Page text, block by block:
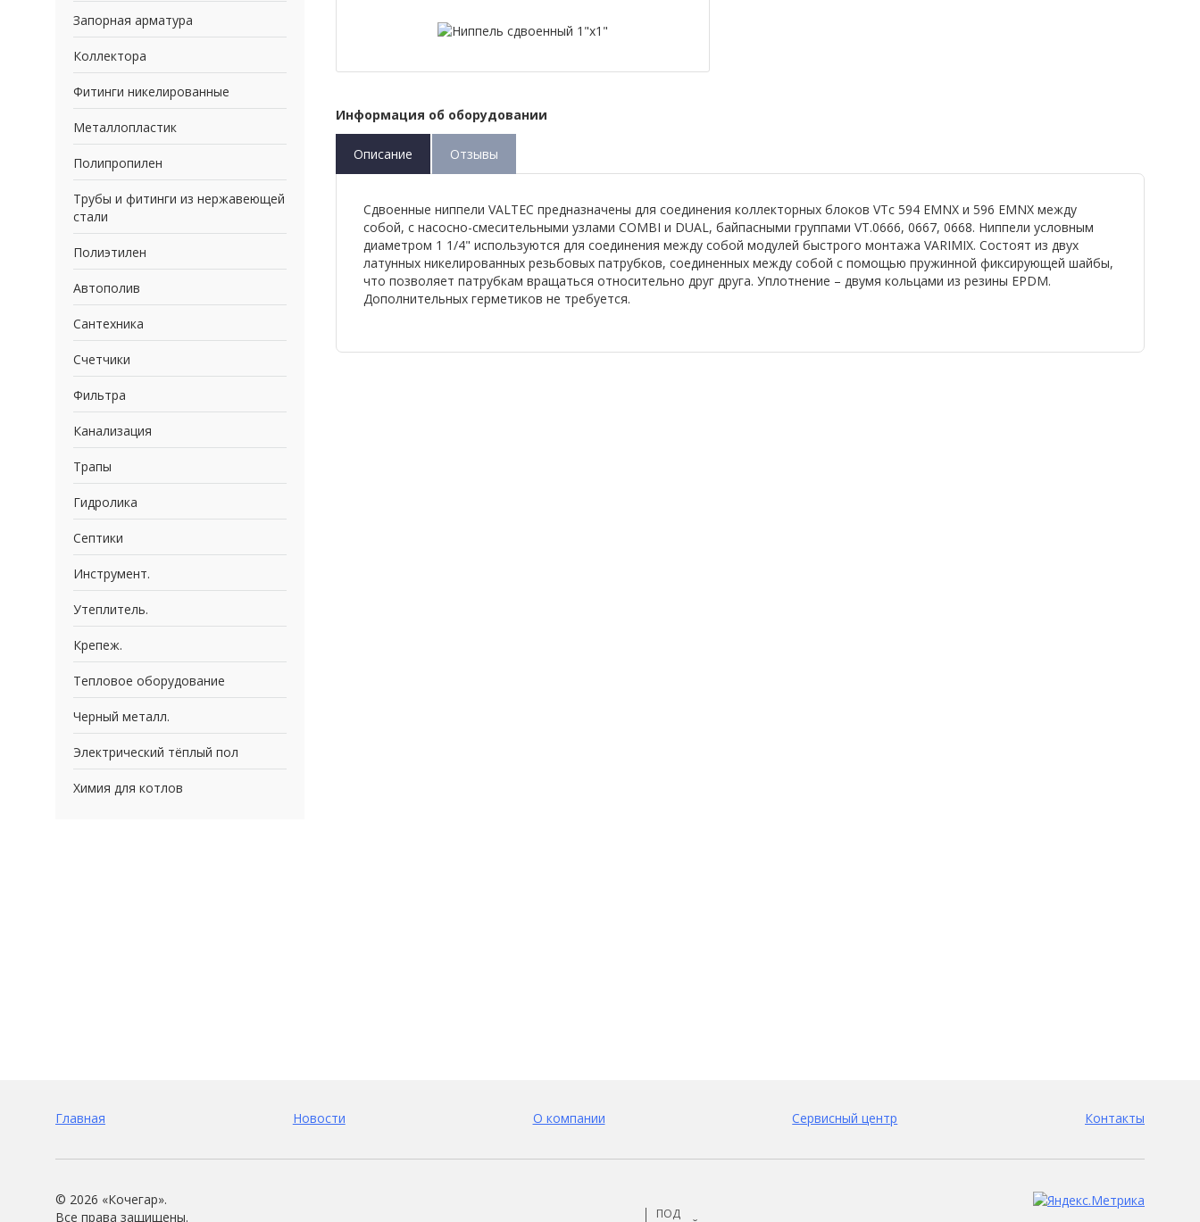
Запорная арматура
Коллектора
Фитинги никелированные
Металлопластик
Полипропилен
Трубы и фитинги из нержавеющей
стали
Полиэтилен
Автополив
Сантехника
Счетчики
Фильтра
Канализация
Трапы
Гидролика
Септики
Инструмент.
Утеплитель.
Крепеж.
Тепловое оборудование
Черный металл.
Электрический тёплый пол
Химия для котлов
Информация об оборудовании
Описание Отзывы
Сдвоенные ниппели VALTEC предназначены для соединения коллекторных блоков VTc 594 EMNX и 596 EMNX между
собой, с насосно-смесительными узлами COMBI и DUAL, байпасными группами VT.0666, 0667, 0668. Ниппели условным
диаметром 1 1/4" используются для соединения между собой модулей быстрого монтажа VARIMIX. Состоят из двух
латунных никелированных резьбовых патрубков, соединенных между собой с помощью пружинной фиксирующей шайбы,
что позволяет патрубкам вращаться относительно друг друга. Уплотнение – двумя кольцами из резины EPDM.
Дополнительных герметиков не требуется.
Главная Новости О компании Сервисный центр Контакты
© 2026 «Кочегар».
Все права защищены.
ПОД